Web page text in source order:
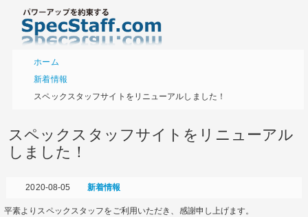
ホーム
新着情報
スペックスタッフサイトをリニューアルしました！
スペックスタッフサイトをリニューアル
しました！
2020-08-05 新着情報
平素よりスペックスタッフをご利用いただき、感謝申し上げます。